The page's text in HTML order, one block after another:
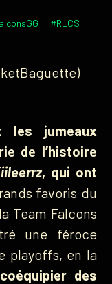
#RLCS
les jumeaux
de l’histoire
, qui ont
favoris du
Team Falcons
une féroce
playoffs, en la
des